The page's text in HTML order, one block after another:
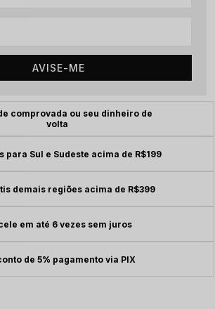
AVISE-ME
comprovada ou seu dinheiro de
volta
para Sul e Sudeste acima de R$199
demais regiões acima de R$399
em até 6 vezes sem juros
de 5% pagamento via PIX